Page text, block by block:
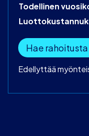
Todellinen
Hae rahoitusta
Edellyttää